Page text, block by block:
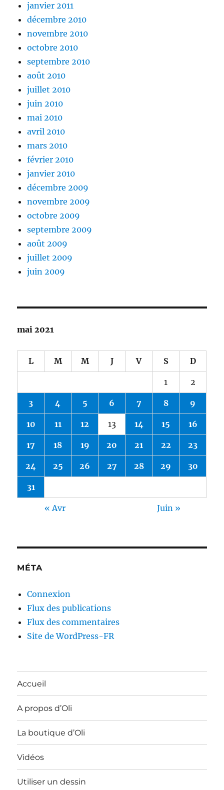
janvier 2011
décembre 2010
novembre 2010
octobre 2010
septembre 2010
août 2010
juillet 2010
juin 2010
mai 2010
avril 2010
mars 2010
février 2010
janvier 2010
décembre 2009
novembre 2009
octobre 2009
septembre 2009
août 2009
juillet 2009
juin 2009
mai 2021
L M M J V S D
1 2
3 4 5 6 7 8 9
10 11 12 13 14 15 16
17 18 19 20 21 22 23
24 25 26 27 28 29 30
31
« Avr Juin »
MÉTA
Connexion
Flux des publications
Flux des commentaires
Site de WordPress-FR
Accueil
A propos d’Oli
La boutique d’Oli
Vidéos
Utiliser un dessin